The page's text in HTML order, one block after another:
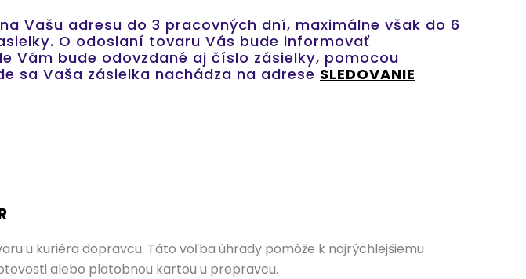
Vašu adresu do 3 pracovných dní, maximálne však do 6
O odoslaní tovaru Vás bude informovať
Vám bude odovzdané aj číslo zásielky, pomocou
sa Vaša zásielka nachádza na adrese SLEDOVANIE
u kuriéra dopravcu. Táto voľba úhrady pomôže k najrýchlejšiemu
alebo platobnou kartou u prepravcu.